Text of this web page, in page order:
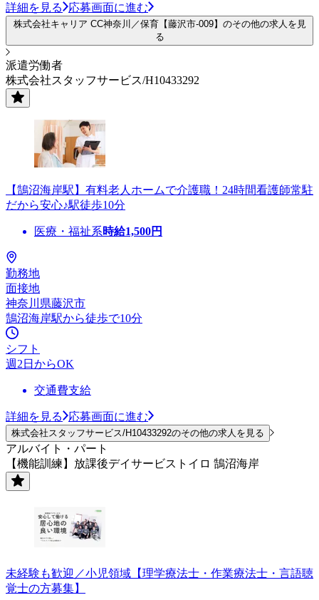
詳細を見る 応募画面に進む
株式会社キャリア CC神奈川／保育【藤沢市-009】のその他の求人を見
る
派遣労働者
株式会社スタッフサービス/H10433292
【鵠沼海岸駅】有料老人ホームで介護職！24時間看護師常駐
だから安心♪駅徒歩10分
医療・福祉系時給1,500円
勤務地
面接地
神奈川県藤沢市
鵠沼海岸駅から徒歩で10分
シフト
週2日からOK
交通費支給
詳細を見る 応募画面に進む
株式会社スタッフサービス/H10433292のその他の求人を見る
アルバイト・パート
【機能訓練】放課後デイサービストイロ 鵠沼海岸
未経験も歓迎／小児領域【理学療法士・作業療法士・言語聴
覚士の方募集】